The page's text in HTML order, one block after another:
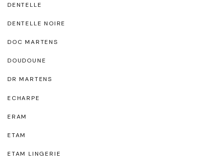
DENTELLE
DENTELLE NOIRE
DOC MARTENS
DOUDOUNE
DR MARTENS
ECHARPE
ERAM
ETAM
ETAM LINGERIE